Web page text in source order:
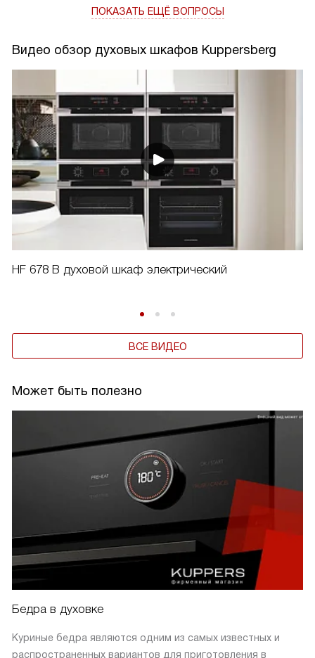
ПОКАЗАТЬ ЕЩЁ ВОПРОСЫ
Видео обзор духовых шкафов Kuppersberg
HF 678 B духовой шкаф электрический
ВСЕ ВИДЕО
Может быть полезно
Бедра в духовке
Куриные бедра являются одним из самых известных и
распространенных вариантов для приготовления в